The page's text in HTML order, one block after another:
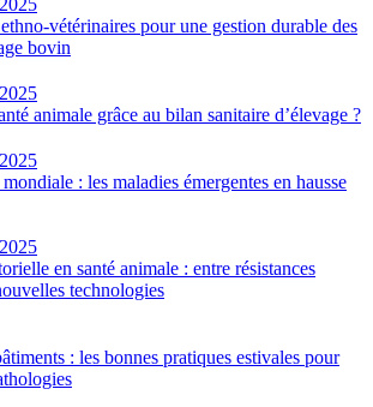
vétérinaires pour une gestion durable des
bovin
animale grâce au bilan sanitaire d’élevage ?
: les maladies émergentes en hausse
en santé animale : entre résistances
technologies
: les bonnes pratiques estivales pour